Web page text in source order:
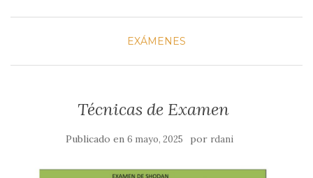
EXÁMENES
Técnicas de Examen
Publicado en 6 mayo, 2025 por rdani